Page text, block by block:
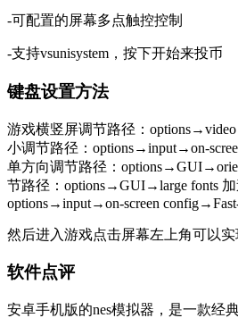
-可配置的屏幕多点触控控制
-支持vsunisystem，按下开始来投币
键盘设置方法
游戏横竖屏调节路径：
小调节路径：options→input→on-
单方向调节路径：
节路径：options→GUI→large fonts 加
options→input→on-screen
然后进入游戏点击屏幕左上角可以实
软件点评
安卓手机版的nes模拟器，是一款经